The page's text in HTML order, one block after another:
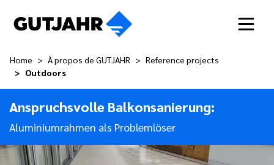
Home À propos de GUTJAHR
Reference projects
Outdoors
Anspruchsvolle Balkonsanierung:
Aluminiumrahmen als Problemlöser